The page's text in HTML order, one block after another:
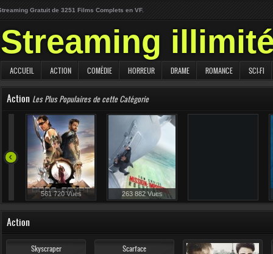
Gratuit de 3251 Films Complets en VF.
Streaming
ACCUEIL ACTION COMÉDIE HORREUR DRAME ROMANCE SCI-FI
Action Les Plus Populaires de cette Catégorie
561 720 Vues 263 882 Vues
Action
Skyscraper Scarface